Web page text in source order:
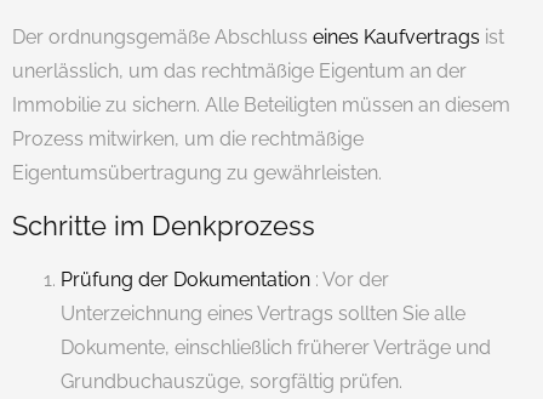
Der ordnungsgemäße Abschluss eines Kaufvertrags ist
unerlässlich, um das rechtmäßige Eigentum an der
Immobilie zu sichern. Alle Beteiligten müssen an diesem
Prozess mitwirken, um die rechtmäßige
Eigentumsübertragung zu gewährleisten.
Schritte im Denkprozess
Prüfung der Dokumentation : Vor der
Unterzeichnung eines Vertrags sollten Sie alle
Dokumente, einschließlich früherer Verträge und
Grundbuchauszüge, sorgfältig prüfen.